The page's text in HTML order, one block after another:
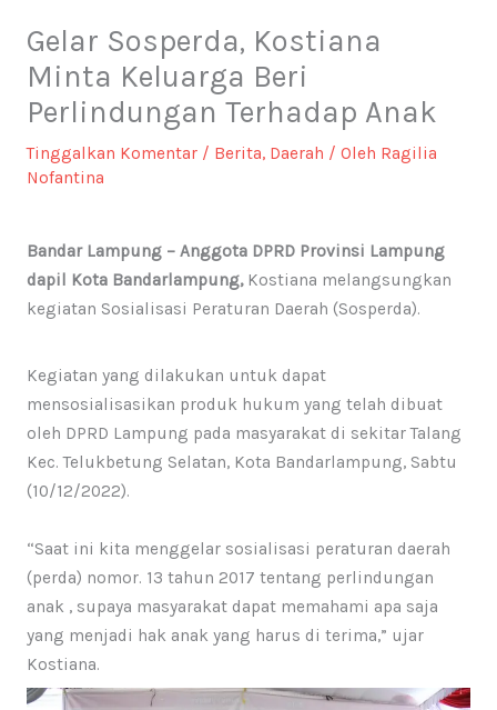
Gelar Sosperda, Kostiana
Minta Keluarga Beri
Perlindungan Terhadap Anak
Tinggalkan Komentar / Berita, Daerah / Oleh Ragilia
Nofantina
Bandar Lampung – Anggota DPRD Provinsi Lampung
dapil Kota Bandarlampung, Kostiana melangsungkan
kegiatan Sosialisasi Peraturan Daerah (Sosperda).
Kegiatan yang dilakukan untuk dapat
mensosialisasikan produk hukum yang telah dibuat
oleh DPRD Lampung pada masyarakat di sekitar Talang
Kec. Telukbetung Selatan, Kota Bandarlampung, Sabtu
(10/12/2022).
“Saat ini kita menggelar sosialisasi peraturan daerah
(perda) nomor. 13 tahun 2017 tentang perlindungan
anak , supaya masyarakat dapat memahami apa saja
yang menjadi hak anak yang harus di terima,” ujar
Kostiana.